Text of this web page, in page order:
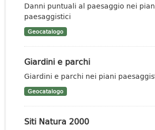
Danni puntuali al paesaggio nei
paesaggistici
Geocatalogo
Giardini e parchi
Giardini e parchi nei piani
Geocatalogo
Siti Natura 2000